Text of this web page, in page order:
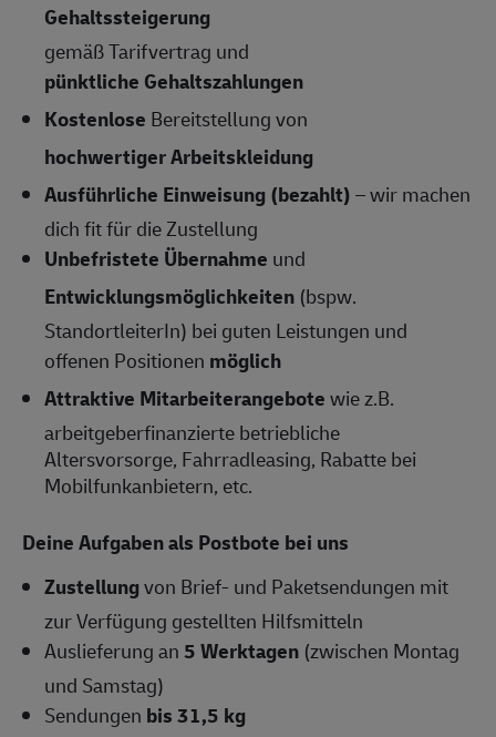
Gehaltssteigerung
gemäß Tarifvertrag und
pünktliche Gehaltszahlungen
Kostenlose Bereitstellung von
hochwertiger Arbeitskleidung
Ausführliche Einweisung (bezahlt)– wir machen
dich fit für die Zustellung
Unbefristete Übernahme und
Entwicklungsmöglichkeiten (bspw.
StandortleiterIn) bei guten Leistungen und
offenen Positionen möglich
Attraktive Mitarbeiterangebotewie z.B.
arbeitgeberfinanzierte betriebliche
Altersvorsorge, Fahrradleasing, Rabatte bei
Mobilfunkanbietern, etc.
Deine Aufgaben als Postbote bei uns
Zustellungvon Brief- und Paketsendungen mit
zur Verfügung gestellten Hilfsmitteln
Auslieferung an5 Werktagen (zwischen Montag
und Samstag)
Sendungen bis 31,5 kg